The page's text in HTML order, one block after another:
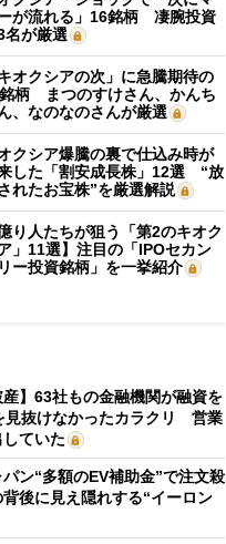
が流れる」16銘柄 凄腕投資
名が厳選
キオクシアの次」に急騰期待の
柄 まつのすけさん、かんち
、なのなのさんが厳選
クシア爆騰の裏で仕込み時が
した「割安成長株」12選 “放
れたお宝株”を厳選解説
億り人たちが狙う「第2のキオク
」11選】注目の「IPOセカン
ー投資銘柄」を一挙紹介
】63社もの金融機関が融資を
見抜けなかったカラクリ 営業
ていた
ン“多額のEV補助金”で注文殺
後に見え隠れする“イーロン